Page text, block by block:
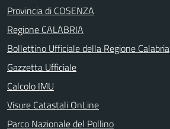
Provincia di COSENZA
Regione CALABRIA
Bollettino Ufficiale della Regione Calabria
Gazzetta Ufficiale
Calcolo IMU
Visure Catastali OnLine
Parco Nazionale del Pollino